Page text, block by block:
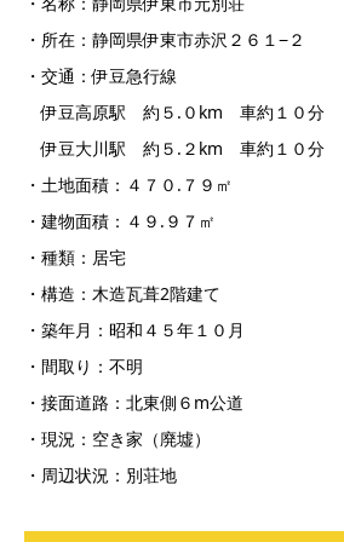
・所在：静岡県伊東市赤沢２６１−２
・交通：伊豆急行線
伊豆高原駅 約５.０km 車約１０分
伊豆大川駅 約５.２km 車約１０分
・土地面積：４７０.７９㎡
・建物面積：４９.９７㎡
・種類：居宅
・構造：木造瓦葺2階建て
・築年月：昭和４５年１０月
・間取り：不明
・接面道路：北東側６m公道
・現況：空き家（廃墟）
・周辺状況：別荘地